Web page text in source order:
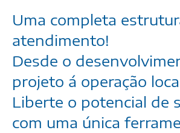
Uma completa
atendimento!
Desde o
projeto á operação
Liberte o potencial de
com uma única